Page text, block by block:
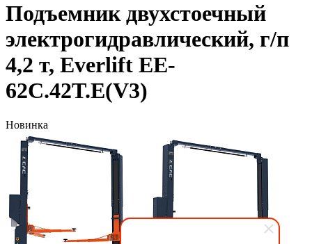
Подъемник двухстоечный
электрогидравлический, г/п
4,2 т, Everlift EE-
62C.42T.E(V3)
Новинка